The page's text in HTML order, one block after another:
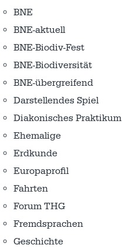
BNE
BNE-aktuell
BNE-Biodiv-Fest
BNE-Biodiversität
BNE-übergreifend
Darstellendes Spiel
Diakonisches Praktikum
Ehemalige
Erdkunde
Europaprofil
Fahrten
Forum THG
Fremdsprachen
Geschichte